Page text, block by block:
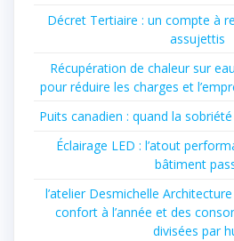
Décret Tertiaire : un compte à
assujettis
Récupération de chaleur sur
pour réduire les charges et
Puits canadien : quand la
Éclairage LED : l’atout
bâtiment
l’atelier Desmichelle
confort à l’année et des
divisées par